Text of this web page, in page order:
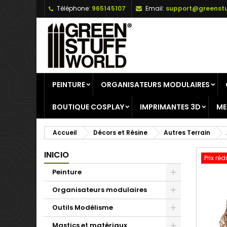
Téléphone: 965145107 Email:
PEINTURE ORGANISATEURS MODULAIRES
BOUTIQUE COSPLAY IMPRIMANTES 3D
Accueil Décors et Résine Autres Terrain
INICIO
Peinture
Organisateurs modulaires
Outils Modélisme
Prix